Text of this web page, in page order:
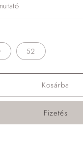
52
Kosárba
Fizetés